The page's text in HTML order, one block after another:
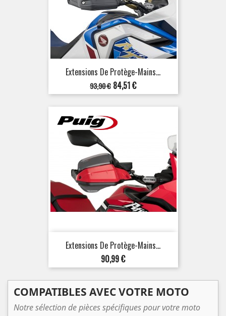
Extensions De Protège-Mains...
Prix
de
base
93,90 € Prix
84,51 €
Extensions De Protège-Mains...
Prix
90,99 €
COMPATIBLES AVEC VOTRE MOTO
Notre sélection de pièces spécifiques pour votre moto